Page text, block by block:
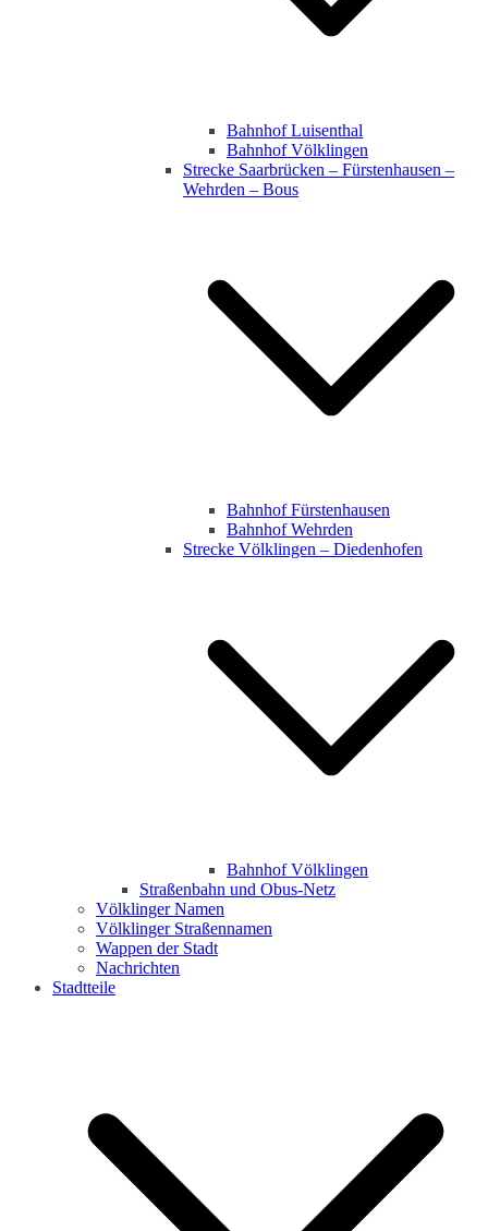
Bahnhof Luisenthal
Bahnhof Völklingen
Strecke Saarbrücken – Fürstenhausen –
Wehrden – Bous
Bahnhof Fürstenhausen
Bahnhof Wehrden
Strecke Völklingen – Diedenhofen
Bahnhof Völklingen
Straßenbahn und Obus-Netz
Völklinger Namen
Völklinger Straßennamen
Wappen der Stadt
Nachrichten
Stadtteile